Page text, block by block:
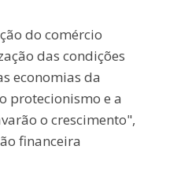
do comércio
das condições
economias da
protecionismo e a
o crescimento",
financeira